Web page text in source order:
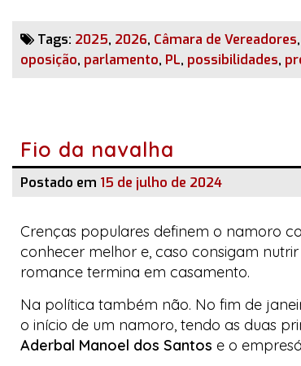
Tags: 2025, 2026, Câmara de Vereadores,
oposição, parlamento, PL, possibilidades,
Fio da navalha
Postado em 15 de julho de 2024
Crenças populares definem o namoro
conhecer melhor e, caso consigam
romance termina em casamento.
Na política também não. No fim de
o início de um namoro, tendo as duas
Aderbal Manoel dos Santos e o